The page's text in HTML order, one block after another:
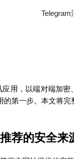
用，以端对端加
第一步。本文将完
荐的安全来